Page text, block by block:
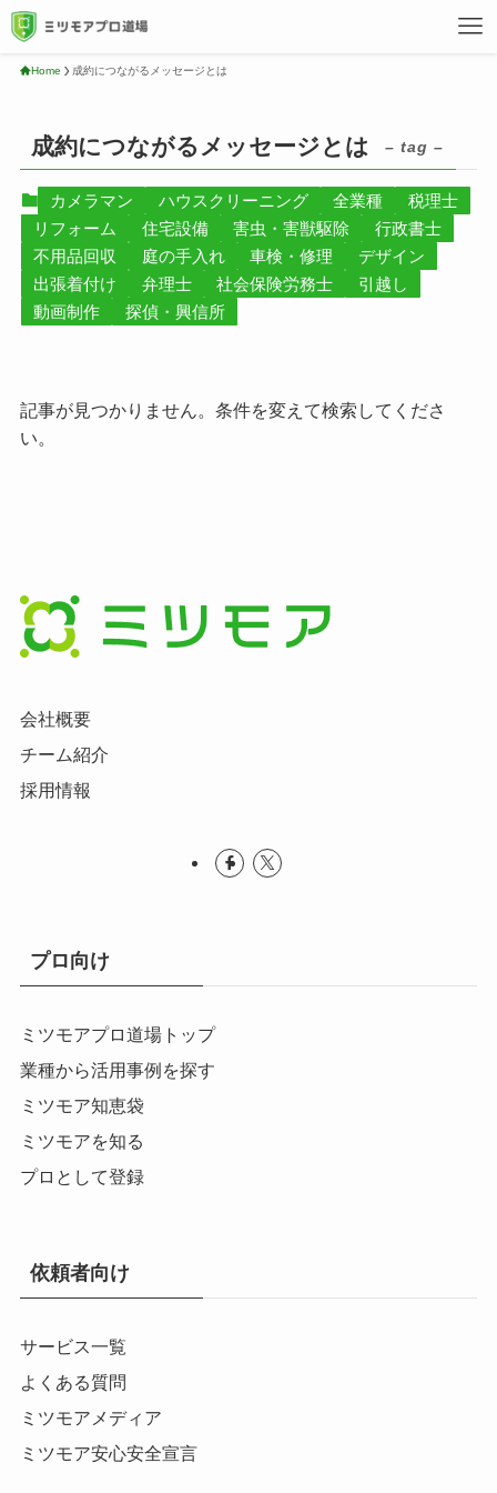
Home 成約につながるメッセージとは
成約につながるメッセージとは – tag –
カメラマン ハウスクリーニング 全業種
税理士
リフォーム
住宅設備 害虫・害獣駆除
行政書士
不用品回収
庭の手入れ 車検・修理
デザイン
出張着付け
弁理士 社会保険労務士
引越し
動画制作
探偵・興信所
記事が見つかりません。条件を変えて検索してくださ
い。
会社概要
チーム紹介
採用情報
プロ向け
ミツモアプロ道場トップ
業種から活用事例を探す
ミツモア知恵袋
ミツモアを知る
プロとして登録
依頼者向け
サービス一覧
よくある質問
ミツモアメディア
ミツモア安心安全宣言